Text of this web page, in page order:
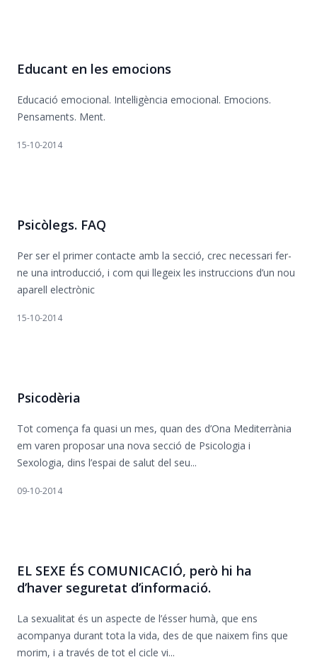
Educant en les emocions
Educació emocional. Intel·ligència emocional. Emocions.
Pensaments. Ment.
15-10-2014
Psicòlegs. FAQ
Per ser el primer contacte amb la secció, crec necessari fer-
ne una introducció, i com qui llegeix les instruccions d’un nou
aparell electrònic
15-10-2014
Psicodèria
Tot comença fa quasi un mes, quan des d’Ona Mediterrània
em varen proposar una nova secció de Psicologia i
Sexologia, dins l’espai de salut del seu...
09-10-2014
EL SEXE ÉS COMUNICACIÓ, però hi ha
d’haver seguretat d’informació.
La sexualitat és un aspecte de l’ésser humà, que ens
acompanya durant tota la vida, des de que naixem fins que
morim, i a través de tot el cicle vi...